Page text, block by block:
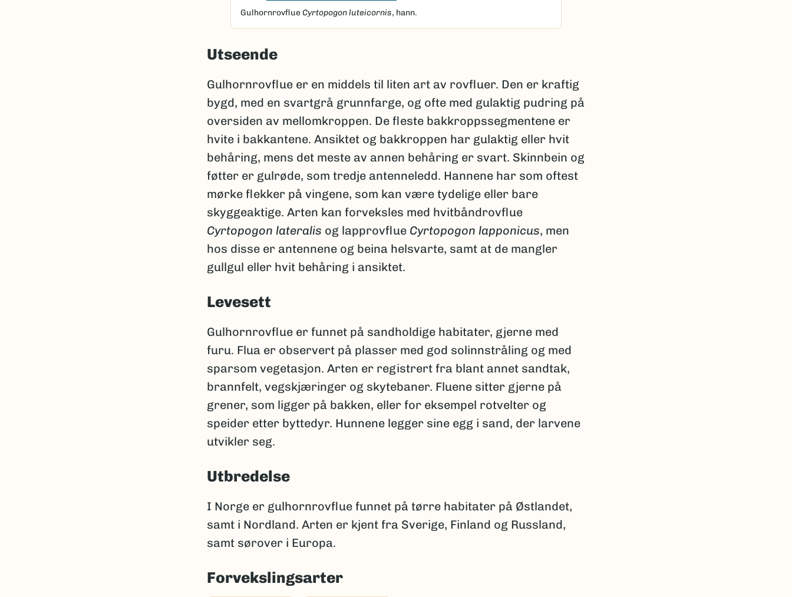
GulhornrovflueCyrtopogon luteicornis, hann.
Utseende
Gulhornrovflue er en middels til liten art av rovfluer. Den er kraftig
bygd, med en svartgrå grunnfarge, og ofte med gulaktig pudring på
oversiden av mellomkroppen. De fleste bakkroppssegmentene er
hvite i bakkantene. Ansiktet og bakkroppen har gulaktig eller hvit
behåring, mens det meste av annen behåring er svart. Skinnbein og
føtter er gulrøde, som tredje antenneledd. Hannene har som oftest
mørke flekker på vingene, som kan være tydelige eller bare
skyggeaktige. Arten kan forveksles med hvitbåndrovflue
Cyrtopogon lateralis og lapprovflue Cyrtopogon lapponicus, men
hos disse er antennene og beina helsvarte, samt at de mangler
gullgul eller hvit behåring i ansiktet.
Levesett
Gulhornrovflue er funnet på sandholdige habitater, gjerne med
furu. Flua er observert på plasser med god solinnstråling og med
sparsom vegetasjon. Arten er registrert fra blant annet sandtak,
brannfelt, vegskjæringer og skytebaner. Fluene sitter gjerne på
grener, som ligger på bakken, eller for eksempel rotvelter og
speider etter byttedyr. Hunnene legger sine egg i sand, der larvene
utvikler seg.
Utbredelse
I Norge er gulhornrovflue funnet på tørre habitater på Østlandet,
samt i Nordland. Arten er kjent fra Sverige, Finland og Russland,
samt sørover i Europa.
Forvekslingsarter